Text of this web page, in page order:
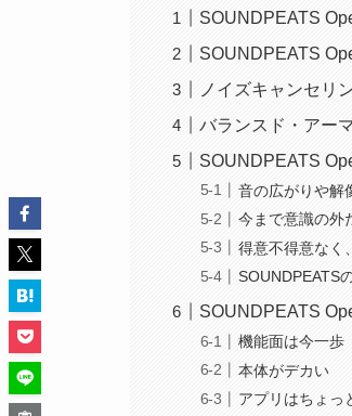
SOUNDPEATS
SOUNDPEATS
ノイズキャンセリ
バランスド・アー
SOUNDPEATS
音の広がりや解
今まで意識の外
得意不得意なく
SOUNDPEATS
SOUNDPEATS
機能面は今一歩
本体がデカい
アプリはちょっ